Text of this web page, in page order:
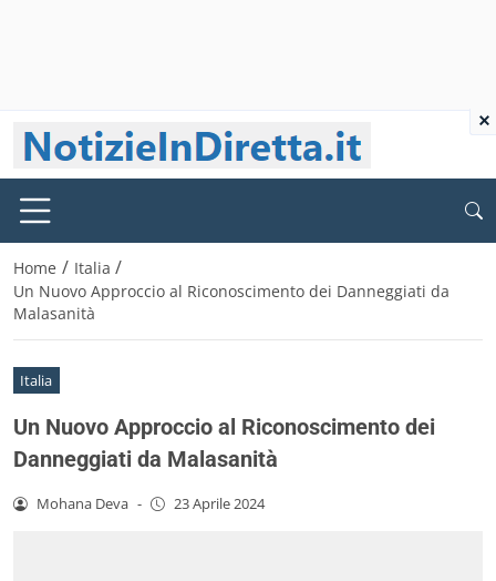
Home / Italia /
Un Nuovo Approccio al Riconoscimento dei Danneggiati da
Malasanità
Italia
Un Nuovo Approccio al Riconoscimento dei
Danneggiati da Malasanità
Mohana Deva - 23 Aprile 2024
×